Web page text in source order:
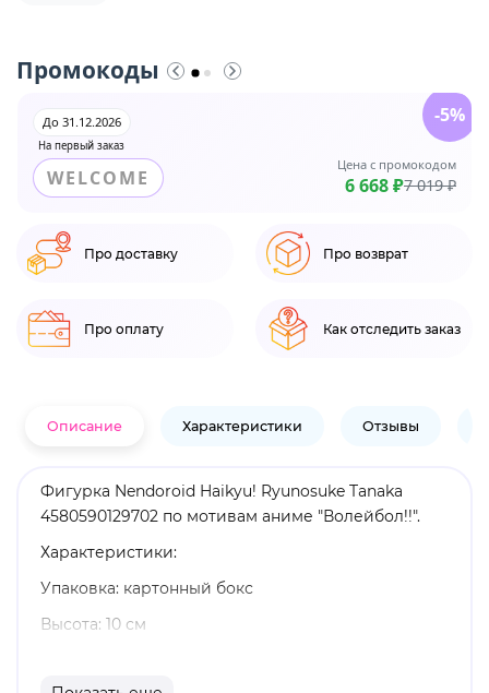
Промокоды
На первый заказ
До 31.12.2026
WELCOME
Цена с промокодом
6 668 ₽7 019 ₽
-5%
Про доставку Про возврат
Про оплату Как отследить заказ
Описание Характеристики Отзывы
Фигурка Nendoroid Haikyu! Ryunosuke Tanaka
4580590129702 по мотивам аниме "Волейбол!!".
Характеристики:
Упаковка: картонный бокс
Высота: 10 см